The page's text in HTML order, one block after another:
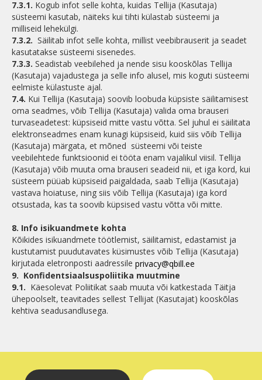
7.3.1. Kogub infot selle kohta, kuidas Tellija (Kasutaja)
süsteemi kasutab, näiteks kui tihti külastab süsteemi ja
milliseid lehekülgi.
7.3.2. Säilitab infot selle kohta, millist veebibrauserit ja seadet
kasutatakse süsteemi sisenedes.
7.3.3. Seadistab veebilehed ja nende sisu kooskõlas Tellija
(Kasutaja) vajadustega ja selle info alusel, mis koguti süsteemi
eelmiste külastuste ajal.
7.4. Kui Tellija (Kasutaja) soovib loobuda küpsiste säilitamisest
oma seadmes, võib Tellija (Kasutaja) valida oma brauseri
turvaseadetest: küpsiseid mitte vastu võtta. Sel juhul ei säilitata
elektronseadmes enam kunagi küpsiseid, kuid siis võib Tellija
(Kasutaja) märgata, et mõned süsteemi või teiste
veebilehtede funktsioonid ei tööta enam vajalikul viisil. Tellija
(Kasutaja) võib muuta oma brauseri seadeid nii, et iga kord, kui
süsteem püüab küpsiseid paigaldada, saab Tellija (Kasutaja)
vastava hoiatuse, ning siis võib Tellija (Kasutaja) iga kord
otsustada, kas ta soovib küpsised vastu võtta või mitte.
8. Info isikuandmete kohta
Kõikides isikuandmete töötlemist, säilitamist, edastamist ja
kustutamist puudutavates küsimustes võib Tellija (Kasutaja)
kirjutada eletronposti aadressile privacy@qbill.ee
9. Konfidentsiaalsuspoliitika muutmine
9.1. Käesolevat Poliitikat saab muuta või katkestada Täitja
ühepoolselt, teavitades sellest Tellijat (Kasutajat) kooskõlas
kehtiva seadusandlusega.